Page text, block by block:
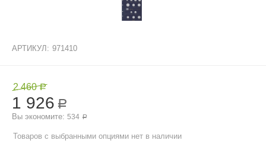
АРТИКУЛ: 971410
2 460 Р
1 926 Р
Вы экономите: 534 Р
Товаров с выбранными опциями нет в наличии